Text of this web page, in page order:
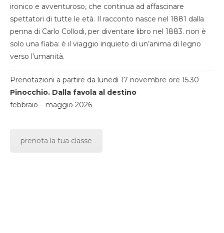
ironico e avventuroso, che continua ad affascinare
spettatori di tutte le età. Il racconto nasce nel 1881 dalla
penna di Carlo Collodi, per diventare libro nel 1883. non è
solo una fiaba: è il viaggio inquieto di un’anima di legno
verso l’umanità.
Prenotazioni a partire da lunedi 17 novembre ore 15.30
Pinocchio. Dalla favola al destino
febbraio – maggio 2026
prenota la tua classe